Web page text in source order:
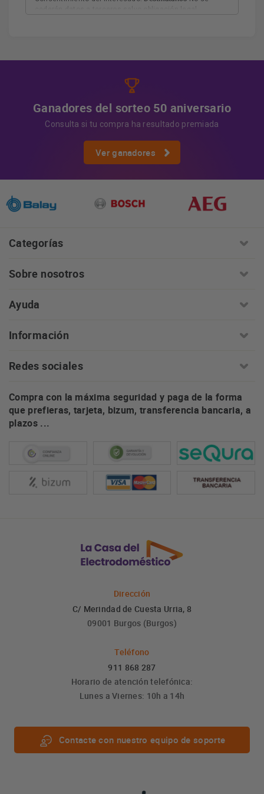
Ganadores del sorteo 50 aniversario
Consulta si tu compra ha resultado premiada
Ver ganadores
Categorías
Sobre nosotros
Ayuda
Información
Redes sociales
Compra con la máxima seguridad y paga de la forma
que prefieras, tarjeta, bizum, transferencia bancaria, a
plazos ...
Dirección
C/ Merindad de Cuesta Urria, 8
09001 Burgos (Burgos)
Teléfono
911 868 287
Horario de atención telefónica:
Lunes a Viernes: 10h a 14h
Contacte con nuestro equipo de soporte